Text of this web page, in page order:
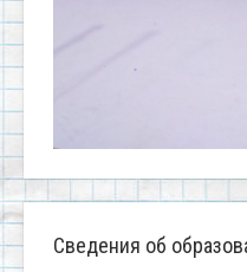
Сведения об